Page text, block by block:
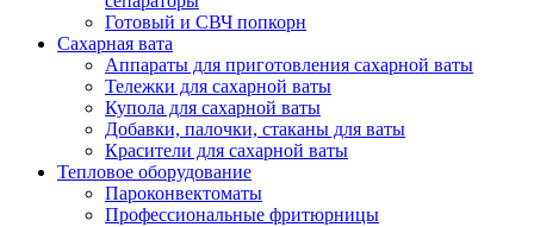
Готовый и СВЧ попкорн
Сахарная вата
Аппараты для приготовления сахарной ваты
Тележки для сахарной ваты
Купола для сахарной ваты
Добавки, палочки, стаканы для ваты
Красители для сахарной ваты
Тепловое оборудование
Пароконвектоматы
Профессиональные фритюрницы